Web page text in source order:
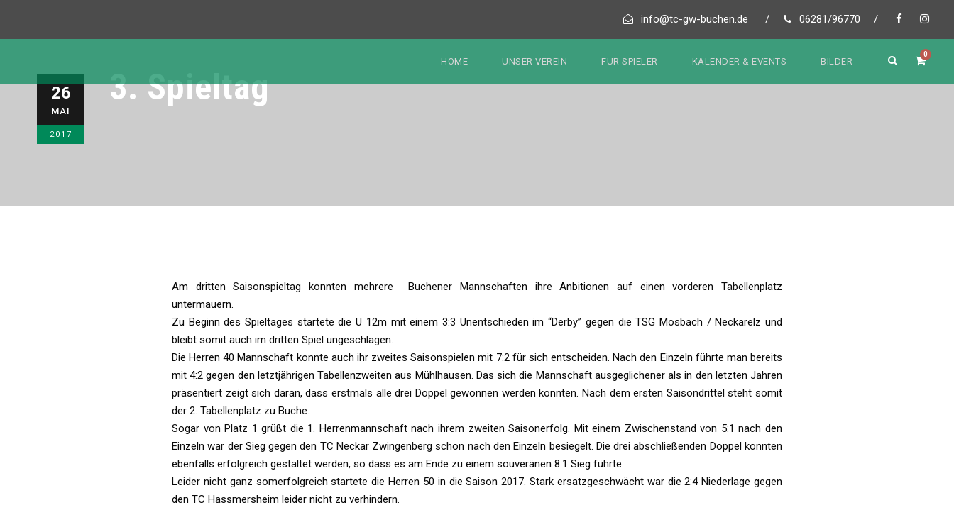
info@tc-gw-buchen.de / 06281/96770 /
HOME UNSER VEREIN FÜR SPIELER KALENDER & EVENTS BILDER
0
26
MAI
2017
3. Spieltag
Am dritten Saisonspieltag konnten mehrere Buchener Mannschaften ihre Anbitionen auf einen vorderen Tabellenplatz
untermauern.
Zu Beginn des Spieltages startete die U 12m mit einem 3:3 Unentschieden im “Derby” gegen die TSG Mosbach / Neckarelz und
bleibt somit auch im dritten Spiel ungeschlagen.
Die Herren 40 Mannschaft konnte auch ihr zweites Saisonspielen mit 7:2 für sich entscheiden. Nach den Einzeln führte man bereits
mit 4:2 gegen den letztjährigen Tabellenzweiten aus Mühlhausen. Das sich die Mannschaft ausgeglichener als in den letzten Jahren
präsentiert zeigt sich daran, dass erstmals alle drei Doppel gewonnen werden konnten. Nach dem ersten Saisondrittel steht somit
der 2. Tabellenplatz zu Buche.
Sogar von Platz 1 grüßt die 1. Herrenmannschaft nach ihrem zweiten Saisonerfolg. Mit einem Zwischenstand von 5:1 nach den
Einzeln war der Sieg gegen den TC Neckar Zwingenberg schon nach den Einzeln besiegelt. Die drei abschließenden Doppel konnten
ebenfalls erfolgreich gestaltet werden, so dass es am Ende zu einem souveränen 8:1 Sieg führte.
Leider nicht ganz somerfolgreich startete die Herren 50 in die Saison 2017. Stark ersatzgeschwächt war die 2:4 Niederlage gegen
den TC Hassmersheim leider nicht zu verhindern.